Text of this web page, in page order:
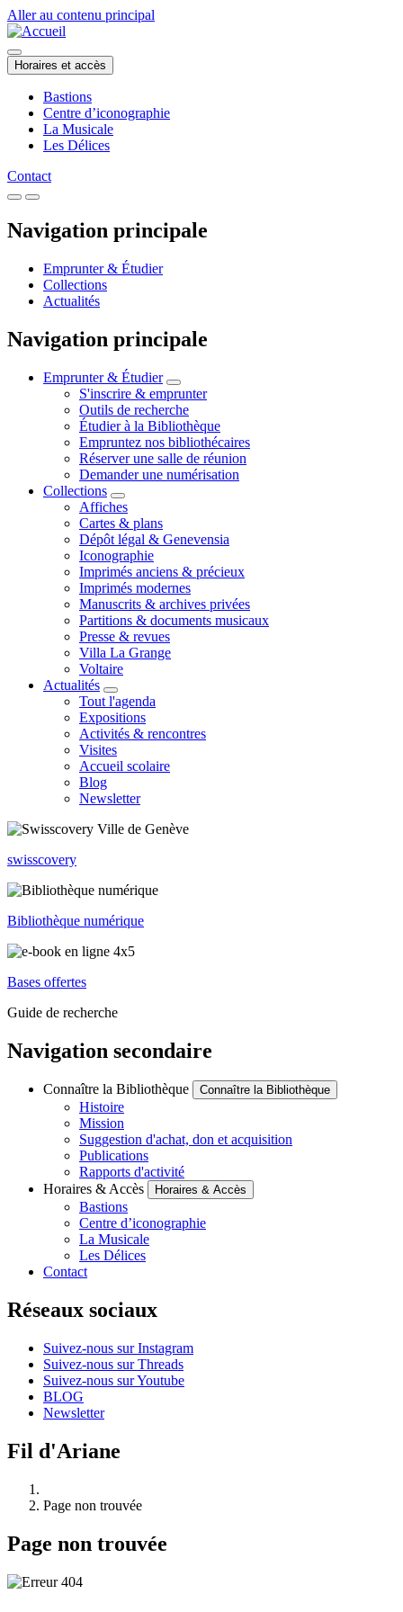
Aller au contenu principal
Horaires et accès
Bastions
Centre d’iconographie
La Musicale
Les Délices
Contact
Navigation principale
Emprunter & Étudier
Collections
Actualités
Navigation principale
Emprunter & Étudier
S'inscrire & emprunter
Outils de recherche
Étudier à la Bibliothèque
Empruntez nos bibliothécaires
Réserver une salle de réunion
Demander une numérisation
Collections
Affiches
Cartes & plans
Dépôt légal & Genevensia
Iconographie
Imprimés anciens & précieux
Imprimés modernes
Manuscrits & archives privées
Partitions & documents musicaux
Presse & revues
Villa La Grange
Voltaire
Actualités
Tout l'agenda
Expositions
Activités & rencontres
Visites
Accueil scolaire
Blog
Newsletter
swisscovery
Bibliothèque numérique
Bases offertes
Guide de recherche
Navigation secondaire
Connaître la Bibliothèque Connaître la Bibliothèque
Histoire
Mission
Suggestion d'achat, don et acquisition
Publications
Rapports d'activité
Horaires & Accès
Horaires & Accès
Bastions
Centre d’iconographie
La Musicale
Les Délices
Contact
Réseaux sociaux
Suivez-nous sur Instagram
Suivez-nous sur Threads
Suivez-nous sur Youtube
BLOG
Newsletter
Fil d'Ariane
Page non trouvée
Page non trouvée